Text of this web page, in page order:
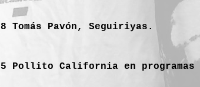
Tomás Pavón, Seguiriyas.
Pollito California en